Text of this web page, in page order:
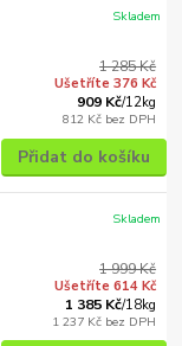
1 285 Kč
Ušetříte 376 Kč
909 Kč/12kg
812 Kč bez DPH
Skladem
Přidat do košíku
1 999 Kč
Ušetříte 614 Kč
1 385 Kč/18kg
1 237 Kč bez DPH
Skladem